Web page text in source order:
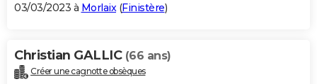
03/03/2023 à Morlaix(Finistère)
Christian GALLIC (66 ans)
Créer une cagnotte obsèques